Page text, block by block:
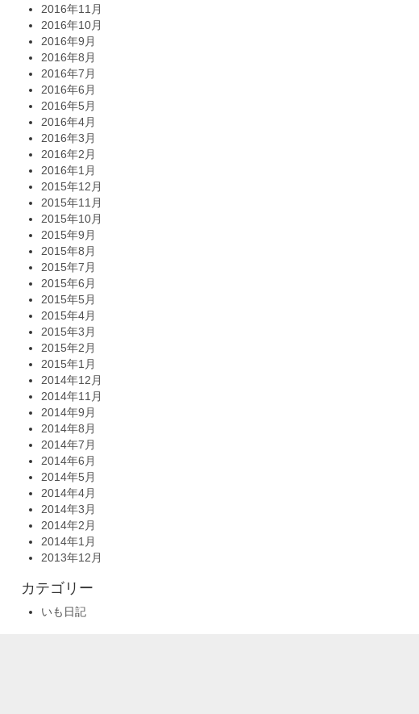
2016年11月
2016年10月
2016年9月
2016年8月
2016年7月
2016年6月
2016年5月
2016年4月
2016年3月
2016年2月
2016年1月
2015年12月
2015年11月
2015年10月
2015年9月
2015年8月
2015年7月
2015年6月
2015年5月
2015年4月
2015年3月
2015年2月
2015年1月
2014年12月
2014年11月
2014年9月
2014年8月
2014年7月
2014年6月
2014年5月
2014年4月
2014年3月
2014年2月
2014年1月
2013年12月
カテゴリー
いも日記